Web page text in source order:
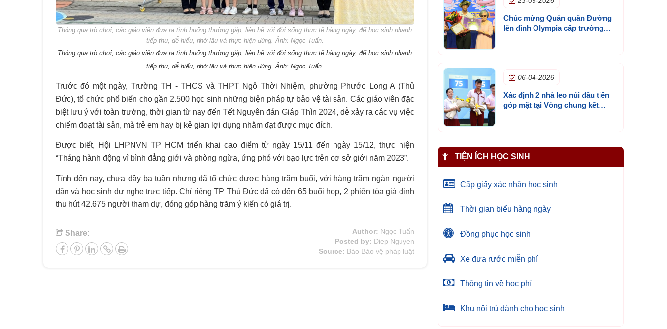
Thông qua trò chơi, các giáo viên đưa ra tình huống thường gặp, liên hệ với đời sống thực tế hàng ngày, để học sinh nhanh
tiếp thu, dễ hiểu, nhớ lâu và thực hiện đúng. Ảnh: Ngọc Tuấn.
Thông qua trò chơi, các giáo viên đưa ra tình huống thường gặp, liên hệ với đời sống thực tế hàng ngày, để học sinh nhanh
tiếp thu, dễ hiểu, nhớ lâu và thực hiện đúng. Ảnh: Ngọc Tuấn.
Trước đó một ngày, Trường TH - THCS và THPT Ngô Thời Nhiệm, phường Phước Long A (Thủ
Đức), tổ chức phổ biến cho gần 2.500 học sinh những biện pháp tự bảo vệ tài sản. Các giáo viên đặc
biệt lưu ý với toàn trường, thời gian từ nay đến Tết Nguyên đán Giáp Thìn 2024, dễ xảy ra các vụ việc
chiếm đoạt tài sản, mà trẻ em hay bị kẻ gian lợi dụng nhằm đạt được mục đích.
Được biết, Hội LHPNVN TP HCM triển khai cao điểm từ ngày 15/11 đến ngày 15/12, thực hiện
“Tháng hành động vì bình đẳng giới và phòng ngừa, ứng phó với bạo lực trên cơ sở giới năm 2023”.
Tính đến nay, chưa đầy ba tuần nhưng đã tổ chức được hàng trăm buổi, với hàng trăm ngàn người
dân và học sinh dự nghe trực tiếp. Chỉ riêng TP Thủ Đức đã có đến 65 buổi họp, 2 phiên tòa giả định
thu hút 42.675 người tham dự, đóng góp hàng trăm ý kiến có giá trị.
Share: Author: Ngọc Tuấn
Posted by: Diep Nguyen
Source: Báo Bảo vệ pháp luật
Chúc mừng Quán quân Đường
lên đỉnh Olympia cấp trường
06-04-2026
Xác định 2 nhà leo núi đầu tiên
góp mặt tại Vòng chung kết
TIỆN ÍCH HỌC SINH
Cấp giấy xác nhận học sinh
Thời gian biểu hàng ngày
Đồng phục học sinh
Xe đưa rước miễn phí
Thông tin về học phí
Khu nội trú dành cho học sinh